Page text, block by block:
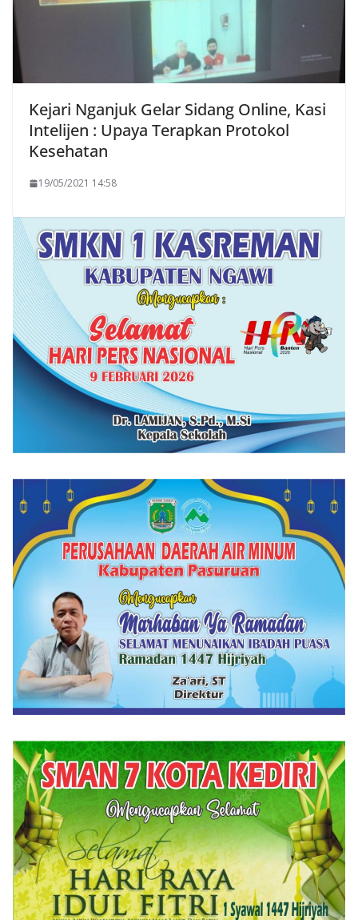
Kejari Nganjuk Gelar Sidang Online, Kasi
Intelijen : Upaya Terapkan Protokol
Kesehatan
19/05/2021 14:58